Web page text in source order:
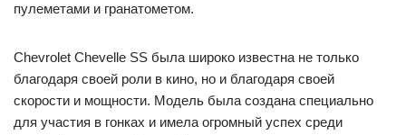
пулеметами и гранатометом.
Chevrolet Chevelle SS была широко известна не только
благодаря своей роли в кино, но и благодаря своей
скорости и мощности. Модель была создана специально
для участия в гонках и имела огромный успех среди